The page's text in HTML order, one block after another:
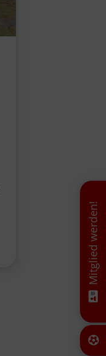
Mitglied werden!